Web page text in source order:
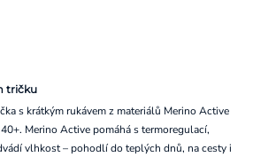
tričku
s krátkým rukávem z materiálů Merino Active
Merino Active pomáhá s termoregulací,
vlhkost – pohodlí do teplých dnů, na cesty i